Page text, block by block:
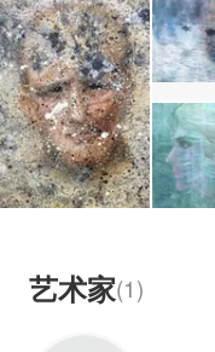
陈源初的梦是一
包括了以各种各
识意象的冲动与
斗争，形成自我
动力使陈源初寻
元文化的背景，
现，这与其的游
系。
艺术家(1)